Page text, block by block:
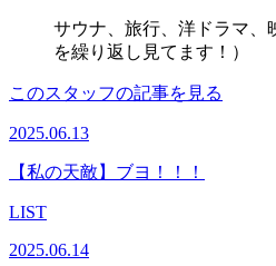
サウナ、旅行、洋ドラマ、
を繰り返し見てます！）
このスタッフの記事を見る
2025.06.13
【私の天敵】ブヨ！！！
LIST
2025.06.14